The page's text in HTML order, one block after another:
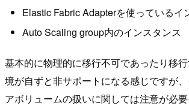
Elastic Fabric Adapterを使っているイ
Auto Scaling group内のインスタンス
基本的に物理的に移行不可であったり移
境が自ずと非サポートになる感じですが
アボリュームの扱いに関しては注意が必要